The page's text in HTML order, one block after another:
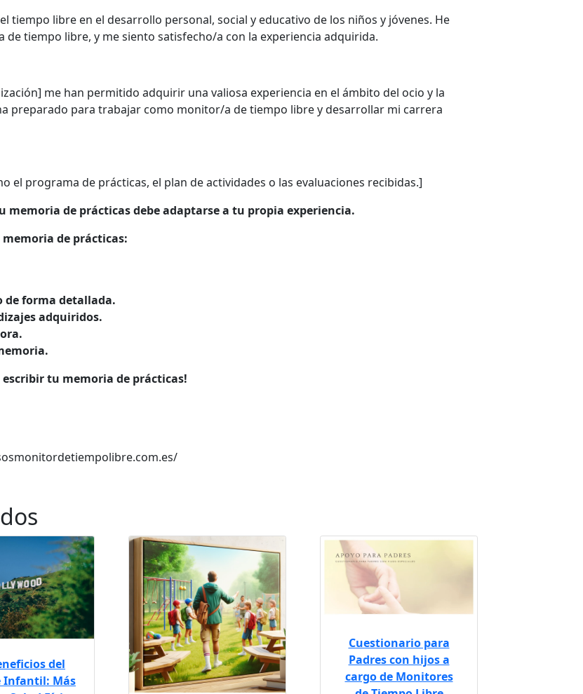
tiempo libre en el desarrollo personal, social y educativo de los niños y jóvenes. He
tiempo libre, y me siento satisfecho/a con la experiencia adquirida.
me han permitido adquirir una valiosa experiencia en el ámbito del ocio y la
preparado para trabajar como monitor/a de tiempo libre y desarrollar mi carrera
el programa de prácticas, el plan de actividades o las evaluaciones recibidas.]
memoria de prácticas debe adaptarse a tu propia experiencia.
de prácticas:
de forma detallada.
adquiridos.
escribir tu memoria de prácticas!
del
Infantil: Más
Cuestionario para
Padres con hijos a
cargo de Monitores